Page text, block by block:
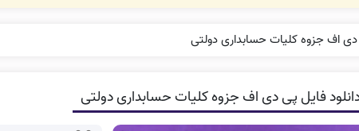
دی اف جزوه کلیات حسابداری دولتی
فایل پی دی اف جزوه کلیات حسابداری دولتی